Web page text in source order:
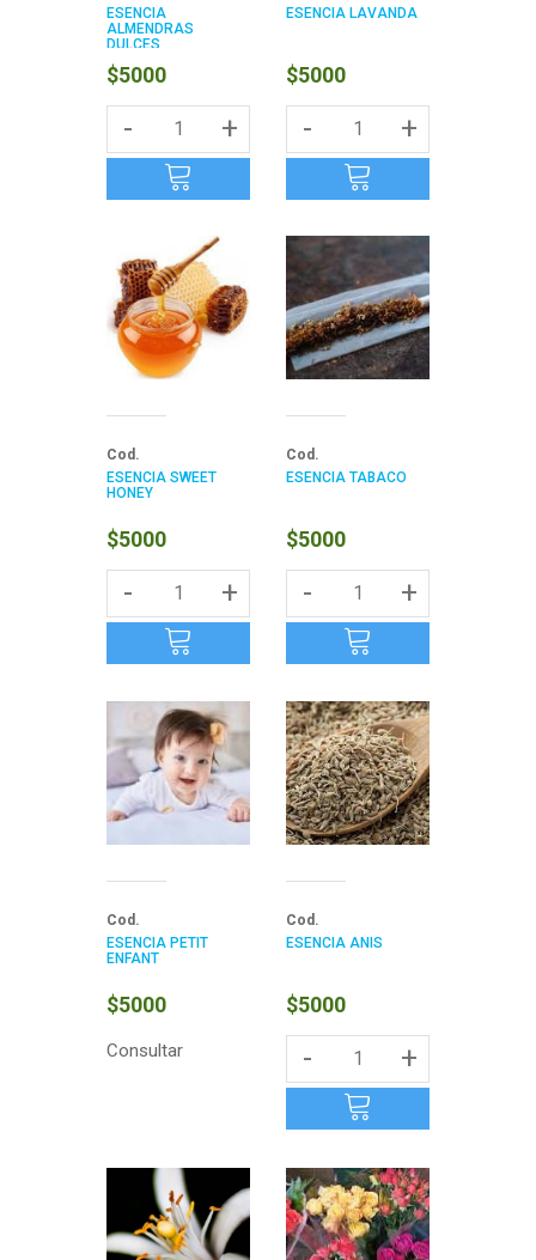
ESENCIA
ALMENDRAS
DULCES
$5000
- +
ESENCIA LAVANDA
$5000
- +
Cod.
ESENCIA SWEET
HONEY
$5000
- +
Cod.
ESENCIA TABACO
$5000
- +
Cod.
ESENCIA PETIT
ENFANT
$5000
Consultar
Cod.
ESENCIA ANÍS
$5000
- +